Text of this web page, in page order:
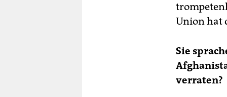
Union hat
Sie
verraten?